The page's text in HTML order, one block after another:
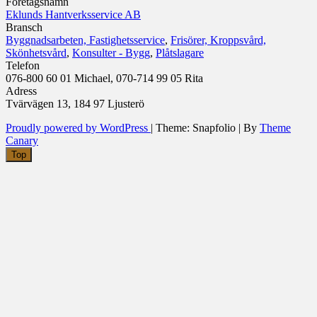
Eklunds Hantverksservice AB
Bransch
Byggnadsarbeten, Fastighetsservice, Frisörer, Kroppsvård,
Skönhetsvård, Konsulter - Bygg, Plåtslagare
Telefon
076-800 60 01 Michael, 070-714 99 05 Rita
Adress
Tvärvägen 13, 184 97 Ljusterö
Proudly powered by WordPress | Theme: Snapfolio | By Theme
Canary
Top